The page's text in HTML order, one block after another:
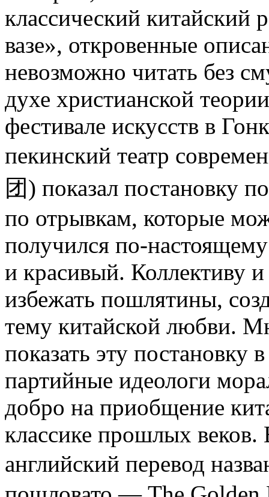
классический китайский
вазе», откровенные
невозможно читать без
духе христианской
фестивале искусств в
пекинский театр
团) показал постановку
по отрывкам, которые
получился по-
и красивый. Коллективу и
избежать пошлятины,
тему китайской любви.
показать эту постановку
партийные идеологи
добро на приобщение
классике прошлых веков.
английский перевод